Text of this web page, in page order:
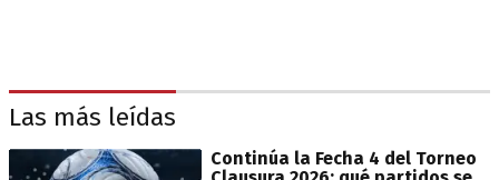
Las más leídas
Continúa la Fecha 4 del Torneo